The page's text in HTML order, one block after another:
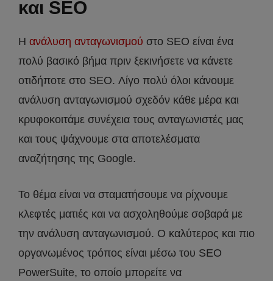
και SEO
Η ανάλυση ανταγωνισμού στο SEO είναι ένα
πολύ βασικό βήμα πριν ξεκινήσετε να κάνετε
οτιδήποτε στο SEO. Λίγο πολύ όλοι κάνουμε
ανάλυση ανταγωνισμού σχεδόν κάθε μέρα και
κρυφοκοιτάμε συνέχεια τους ανταγωνιστές μας
και τους ψάχνουμε στα αποτελέσματα
αναζήτησης της Google.
Το θέμα είναι να σταματήσουμε να ρίχνουμε
κλεφτές ματιές και να ασχοληθούμε σοβαρά με
την ανάλυση ανταγωνισμού. Ο καλύτερος και πιο
οργανωμένος τρόπος είναι μέσω του SEO
PowerSuite, το οποίο μπορείτε να